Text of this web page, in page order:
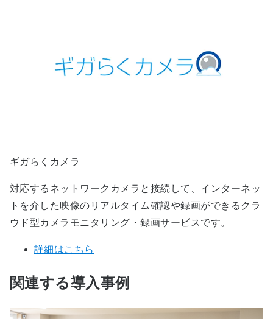
ギガらくカメラ
対応するネットワークカメラと接続して、インターネッ
トを介した映像のリアルタイム確認や録画ができるクラ
ウド型カメラモニタリング・録画サービスです。
詳細はこちら
関連する導入事例